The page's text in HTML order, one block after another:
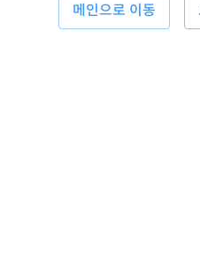
메인으로 이동